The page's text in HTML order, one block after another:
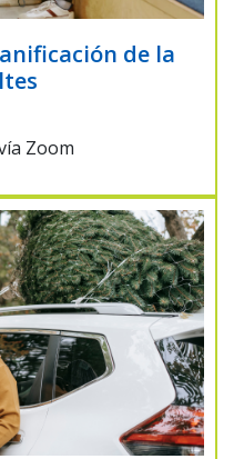
de la
Zoom